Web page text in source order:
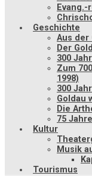
Geschichte
Aus der
Der
300
Zum
1998)
300
Goldau
Die
75
Kultur
Musik
Tourismus